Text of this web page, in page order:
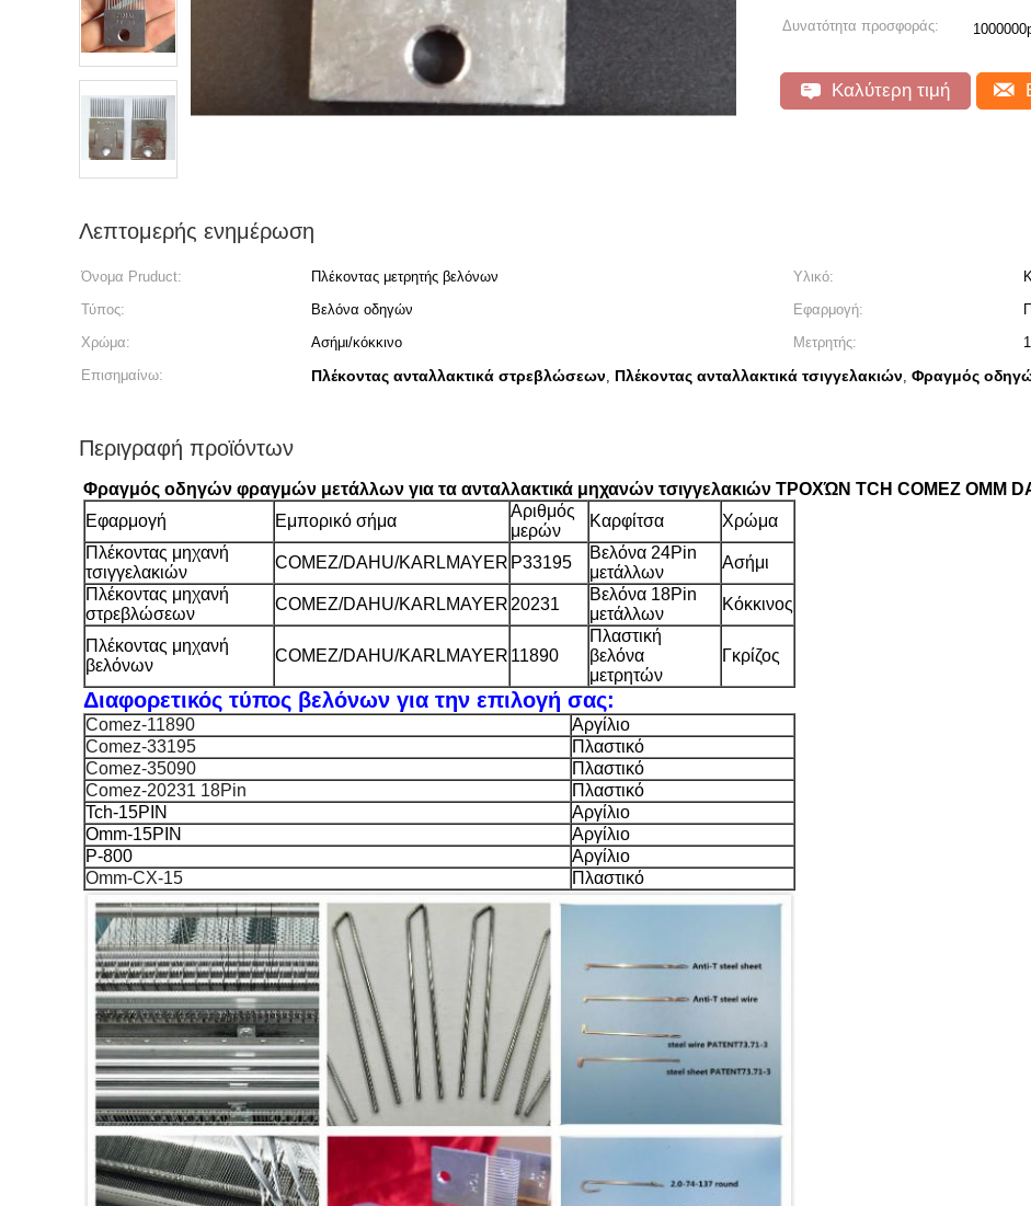
Δυνατότητα προσφοράς:
Καλύτερη τιμή
Λεπτομερής ενημέρωση
Όνομα Pruduct: Πλέκοντας μετρητής βελόνων Υλικό:
Τύπος:
Βελόνα οδηγών Εφαρμογή:
Χρώμα:
Ασήμι/κόκκινο Μετρητής:
Επισημαίνω:
Πλέκοντας ανταλλακτικά στρεβλώσεων, Πλέκοντας ανταλλακτικά τσιγγελακιών, Φραγμός
Περιγραφή προϊόντων
Φραγμός οδηγών φραγμών μετάλλων για τα ανταλλακτικά μηχανών τσιγγελακιών ΤΡΟΧΏΝ TCH COMEZ OMM
Εφαρμογή
Εμπορικό σήμα
Αριθμός
μερών
Καρφίτσα
Χρώμα
Πλέκοντας μηχανή
τσιγγελακιών
COMEZ/DAHU/KARLMAYER P33195
Βελόνα 24Pin
μετάλλων
Ασήμι
Πλέκοντας μηχανή
στρεβλώσεων
COMEZ/DAHU/KARLMAYER 20231
Βελόνα 18Pin
μετάλλων
Κόκκινος
Πλέκοντας μηχανή
βελόνων
COMEZ/DAHU/KARLMAYER 11890
Πλαστική
βελόνα
μετρητών
Γκρίζος
Διαφορετικός τύπος βελόνων για την επιλογή σας:
Comez-11890
Αργίλιο
Comez-33195
Πλαστικό
Comez-35090
Πλαστικό
Comez-20231 18Pin
Πλαστικό
Tch-15PIN
Αργίλιο
Omm-15PIN
Αργίλιο
Ρ-800
Αργίλιο
Omm-CX-15
Πλαστικό